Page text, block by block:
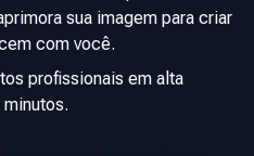
sua imagem para criar
com você.
profissionais em alta